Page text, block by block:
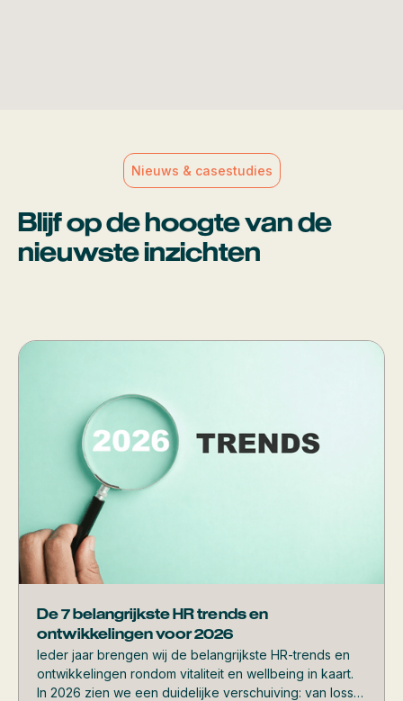
Nieuws & casestudies
Blijf op de hoogte van de
nieuwste inzichten
De 7 belangrijkste HR trends en
ontwikkelingen voor 2026
Ieder jaar brengen wij de belangrijkste HR-trends en
ontwikkelingen rondom vitaliteit en wellbeing in kaart.
In 2026 zien we een duidelijke verschuiving: van losse